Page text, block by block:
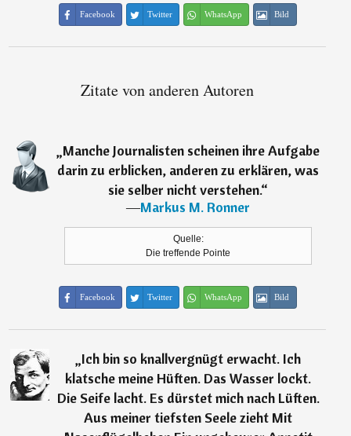
Facebook Twitter WhatsApp Bild
Zitate von anderen Autoren
„Manche Journalisten scheinen ihre Aufgabe
darin zu erblicken, anderen zu erklären, was
sie selber nicht verstehen.“
―Markus M. Ronner
Quelle:
Die treffende Pointe
Facebook Twitter WhatsApp Bild
„Ich bin so knallvergnügt erwacht. Ich
klatsche meine Hüften. Das Wasser lockt.
Die Seife lacht. Es dürstet mich nach Lüften.
Aus meiner tiefsten Seele zieht Mit